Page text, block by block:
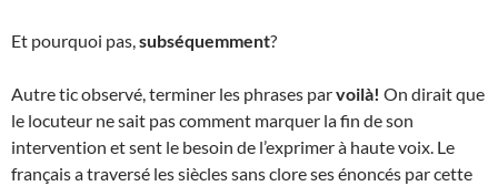
Et pourquoi pas,subséquemment?
Autre tic observé, terminer les phrases parvoilà! On dirait que
le locuteur ne sait pas comment marquer la fin de son
intervention et sent le besoin de l’exprimer à haute voix. Le
français a traversé les siècles sans clore ses énoncés par cette